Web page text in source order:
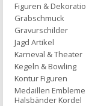
Figuren &
Grabschmuck
Gravurschilder
Jagd Artikel
Karneval & Theater
Kegeln & Bowling
Kontur Figuren
Medaillen Embleme
Halsbänder Kordel